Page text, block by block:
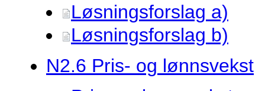
Løsningsforslag a)
Løsningsforslag b)
N2.6 Pris- og lønnsvekst